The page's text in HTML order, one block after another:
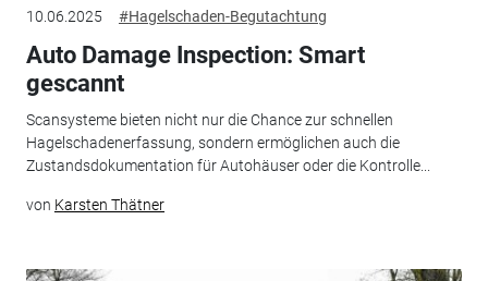
10.06.2025 #Hagelschaden-Begutachtung
Auto Damage Inspection: Smart
gescannt
Scansysteme bieten nicht nur die Chance zur schnellen
Hagelschadenerfassung, sondern ermöglichen auch die
Zustandsdokumentation für Autohäuser oder die Kontrolle...
von Karsten Thätner